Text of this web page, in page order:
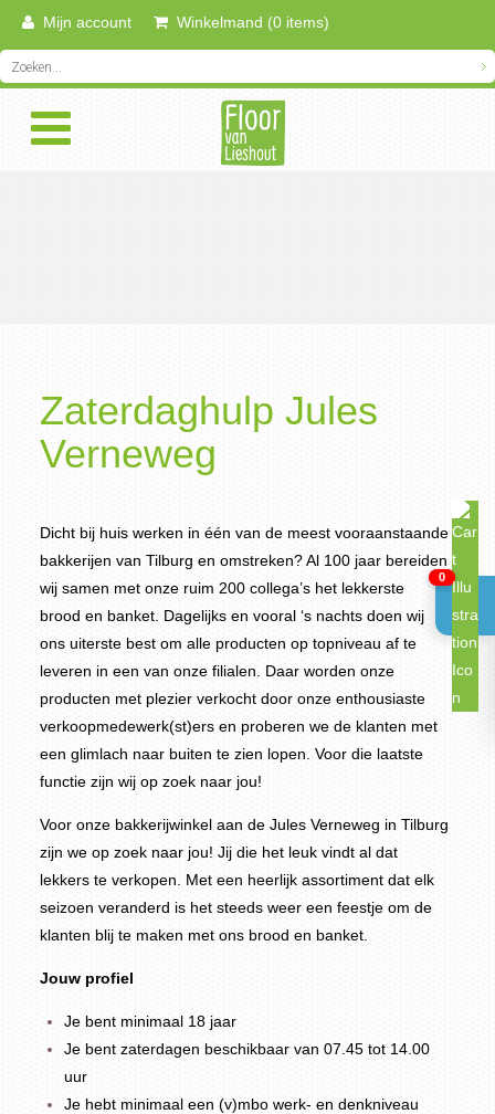
Mijn account Winkelmand (0 items)
Zaterdaghulp Jules
Verneweg
Dicht bij huis werken in één van de meest vooraanstaande
bakkerijen van Tilburg en omstreken? Al 100 jaar bereiden
wij samen met onze ruim 200 collega’s het lekkerste
brood en banket. Dagelijks en vooral ‘s nachts doen wij
ons uiterste best om alle producten op topniveau af te
leveren in een van onze filialen. Daar worden onze
producten met plezier verkocht door onze enthousiaste
verkoopmedewerk(st)ers en proberen we de klanten met
een glimlach naar buiten te zien lopen. Voor die laatste
functie zijn wij op zoek naar jou!
Voor onze bakkerijwinkel aan de Jules Verneweg in Tilburg
zijn we op zoek naar jou! Jij die het leuk vindt al dat
lekkers te verkopen. Met een heerlijk assortiment dat elk
seizoen veranderd is het steeds weer een feestje om de
klanten blij te maken met ons brood en banket.
Jouw profiel
Je bent minimaal 18 jaar
Je bent zaterdagen beschikbaar van 07.45 tot 14.00
uur
Je hebt minimaal een (v)mbo werk- en denkniveau
0